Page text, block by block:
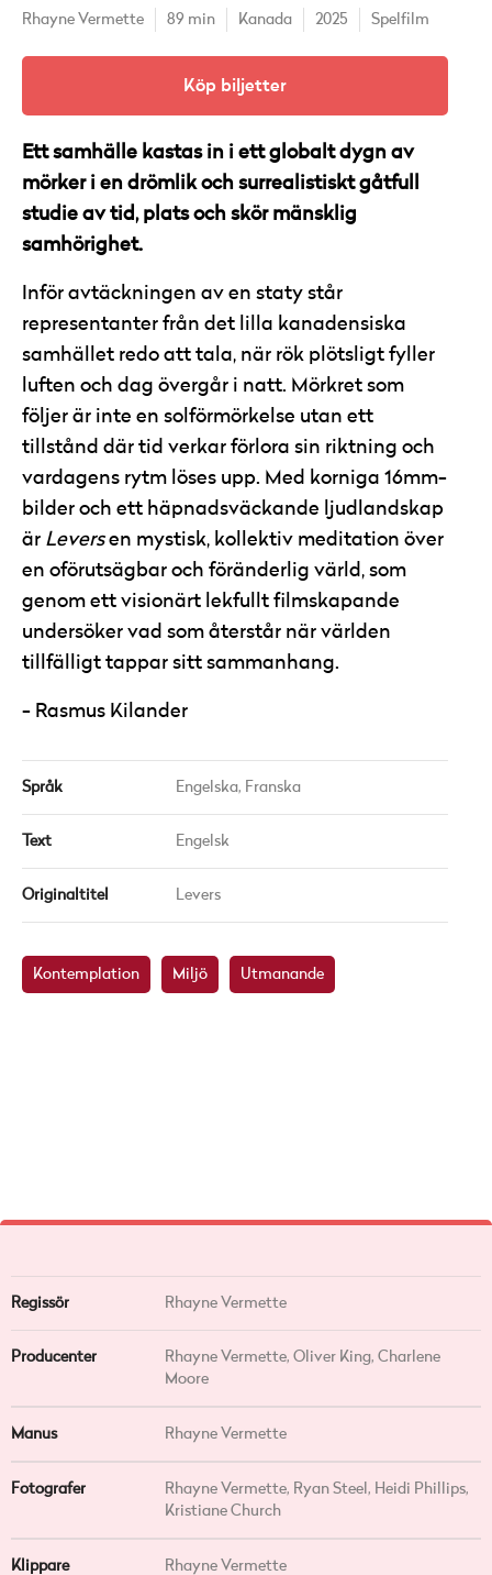
Rhayne Vermette 89 min Kanada 2025 Spelfilm
Köp biljetter
Ett samhälle kastas in i ett globalt dygn av
mörker i en drömlik och surrealistiskt gåtfull
studie av tid, plats och skör mänsklig
samhörighet.
Inför avtäckningen av en staty står
representanter från det lilla kanadensiska
samhället redo att tala, när rök plötsligt fyller
luften och dag övergår i natt. Mörkret som
följer är inte en solförmörkelse utan ett
tillstånd där tid verkar förlora sin riktning och
vardagens rytm löses upp. Med korniga 16mm-
bilder och ett häpnadsväckande ljudlandskap
är Leversen mystisk, kollektiv meditation över
en oförutsägbar och föränderlig värld, som
genom ett visionärt lekfullt filmskapande
undersöker vad som återstår när världen
tillfälligt tappar sitt sammanhang.
Rasmus Kilander
Språk Engelska, Franska
Text Engelsk
Originaltitel Levers
Kontemplation Miljö Utmanande
Regissör Rhayne Vermette
Producenter
Rhayne Vermette, Oliver King, Charlene
Moore
Manus Rhayne Vermette
Fotografer
Rhayne Vermette, Ryan Steel, Heidi Phillips,
Kristiane Church
Klippare Rhayne Vermette